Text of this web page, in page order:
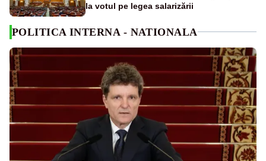
la votul pe legea salarizării
POLITICA INTERNA - NATIONALA